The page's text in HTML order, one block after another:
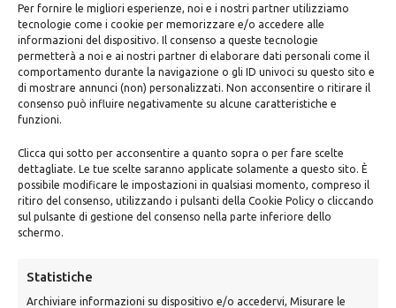
Per fornire le migliori esperienze, noi e i nostri partner utilizziamo
tecnologie come i cookie per memorizzare e/o accedere alle
informazioni del dispositivo. Il consenso a queste tecnologie
permetterà a noi e ai nostri partner di elaborare dati personali come il
comportamento durante la navigazione o gli ID univoci su questo sito e
di mostrare annunci (non) personalizzati. Non acconsentire o ritirare il
consenso può influire negativamente su alcune caratteristiche e
funzioni.
Clicca qui sotto per acconsentire a quanto sopra o per fare scelte
dettagliate. Le tue scelte saranno applicate solamente a questo sito. È
possibile modificare le impostazioni in qualsiasi momento, compreso il
ritiro del consenso, utilizzando i pulsanti della Cookie Policy o cliccando
sul pulsante di gestione del consenso nella parte inferiore dello
schermo.
Statistiche
Archiviare informazioni su dispositivo e/o accedervi, Misurare le